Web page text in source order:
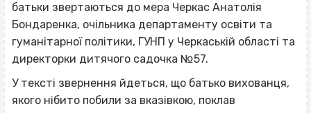
батьки звертаються до мера Черкас Анатолія
Бондаренка, очільника департаменту освіти та
гуманітарної політики, ГУНП у Черкаській області та
директорки дитячого садочка №57.
У тексті звернення йдеться, що батько вихованця,
якого нібито побили за вказівкою, поклав